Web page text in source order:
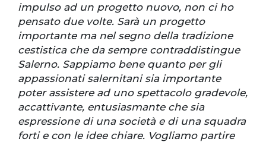
impulso ad un progetto nuovo, non ci ho
pensato due volte. Sarà un progetto
importante ma nel segno della tradizione
cestistica che da sempre contraddistingue
Salerno. Sappiamo bene quanto per gli
appassionati salernitani sia importante
poter assistere ad uno spettacolo gradevole,
accattivante, entusiasmante che sia
espressione di una società e di una squadra
forti e con le idee chiare. Vogliamo partire